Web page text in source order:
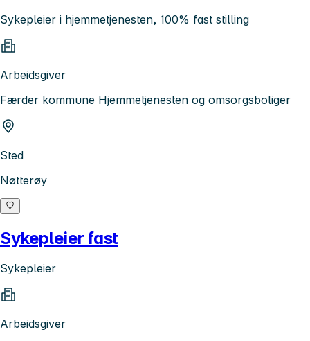
Sykepleier i hjemmetjenesten, 100% fast stilling
Arbeidsgiver
Færder kommune Hjemmetjenesten og omsorgsboliger
Sted
Nøtterøy
Sykepleier fast
Sykepleier
Arbeidsgiver